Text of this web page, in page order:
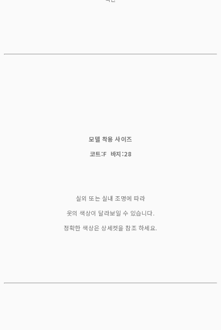
모델 착용 사이즈
코트:F 바지:28
실외 또는 실내 조명에 따라
옷의 색상이 달라보일 수 있습니다.
정확한 색상은 상세컷을 참조 하세요.